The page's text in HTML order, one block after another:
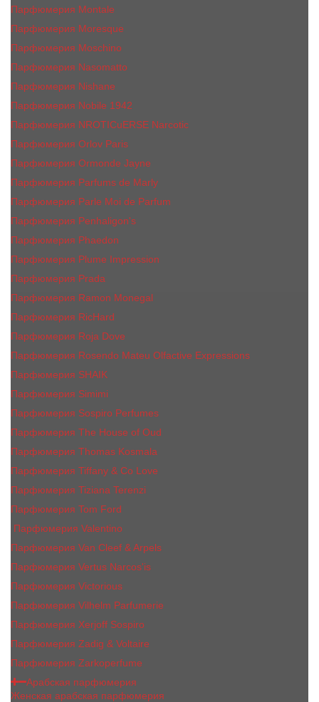
Парфюмерия Montale
Парфюмерия Moresque
Парфюмерия Moschino
Парфюмерия Nasomatto
Парфюмерия Nishane
Парфюмерия Nobile 1942
Парфюмерия NROTICuERSE Narcotic
Парфюмерия Orlov Paris
Парфюмерия Ormonde Jayne
Парфюмерия Parfums de Marly
Парфюмерия Parle Moi de Parfum
Парфюмерия Penhaligon's
Парфюмерия Phaedon
Парфюмерия Plume Impression
Парфюмерия Prada
Парфюмерия Ramon Monegal
Парфюмерия RicHard
Парфюмерия Roja Dove
Парфюмерия Rosendo Mateu Olfactive Expressions
Парфюмерия SHAIK
Парфюмерия Simimi
Парфюмерия Sospiro Perfumes
Парфюмерия The House of Oud
Парфюмерия Thomas Kosmala
Парфюмерия Tiffany & Co Love
Парфюмерия Tiziana Terenzi
Парфюмерия Tom Ford
Парфюмерия Valentino
Парфюмерия Van Cleef & Arpels
Парфюмерия Vertus Narcos'is
Парфюмерия Victorious
Парфюмерия Vilhelm Parfumerie
Парфюмерия Xerjoff Sospiro
Парфюмерия Zadig & Voltaire
Парфюмерия Zarkoperfume
Арабская парфюмерия
Женская арабская парфюмерия